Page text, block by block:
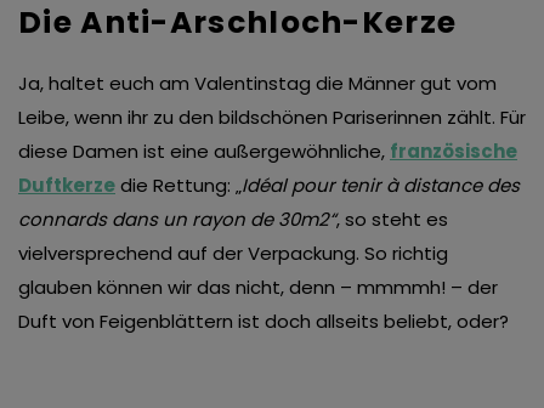
Die Anti-Arschloch-Kerze
Ja, haltet euch am Valentinstag die Männer gut vom
Leibe, wenn ihr zu den bildschönen Pariserinnen zählt. Für
diese Damen ist eine außergewöhnliche, französische
Duftkerzedie Rettung: „Idéal pour tenir à distance des
connards dans un rayon de 30m2“, so steht es
vielversprechend auf der Verpackung. So richtig
glauben können wir das nicht, denn – mmmmh! – der
Duft von Feigenblättern ist doch allseits beliebt, oder?